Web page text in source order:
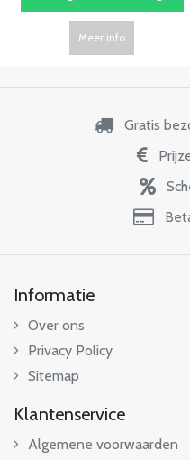
Meer info
Gratis
Informatie
Over ons
Privacy Policy
Sitemap
Klantenservice
Algemene voorwaarden